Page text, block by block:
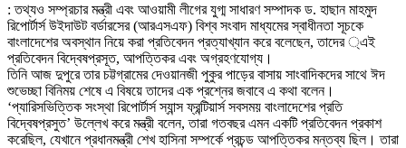
: তথ্যও সম্প্রচার মন্ত্রী এবং আওয়ামী লীগের যুগ্ম সাধারণ সম্পাদক ড. হাছান মাহমুদ
রিপোর্টার্স উইদাউট বর্ডারসের (আরএসএফ) বিশ্ব সংবাদ মাধ্যমের স্বাধীনতা সূচকে
বাংলাদেশের অবস্থান নিয়ে করা প্রতিবেদন প্রত্যাখ্যান করে বলেছেন, তাদের ্এই
প্রতিবেদন বিদ্বেষপ্রসূত, আপত্তিকর এবং অগ্রহণযোগ্য।
তিনি আজ দুপুরে তার চট্টগ্রামের দেওয়ানজী পুকুর পাড়ের বাসায় সাংবাদিকদের সাথে ঈদ
শুভেচ্ছা বিনিময় শেষে এ বিষয়ে তাদের এক প্রশ্নের জবাবে এ কথা বলেন।
‘প্যারিসভিত্তিক সংস্থা রিপোর্টার্স স্যান্স ফ্রন্টিয়ার্স সবসময় বাংলাদেশের প্রতি
বিদ্বেষপ্রসুত’ উল্লেখ করে মন্ত্রী বলেন, তারা গতবছর এমন একটি প্রতিবেদন প্রকাশ
করেছিল, যেখানে প্রধানমন্ত্রী শেখ হাসিনা সম্পর্কে প্রচন্ড আপত্তিকর মন্তব্য ছিল। তারা